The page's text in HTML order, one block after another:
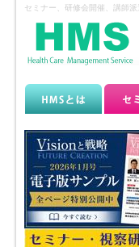
セミナー、研修会開催、講師